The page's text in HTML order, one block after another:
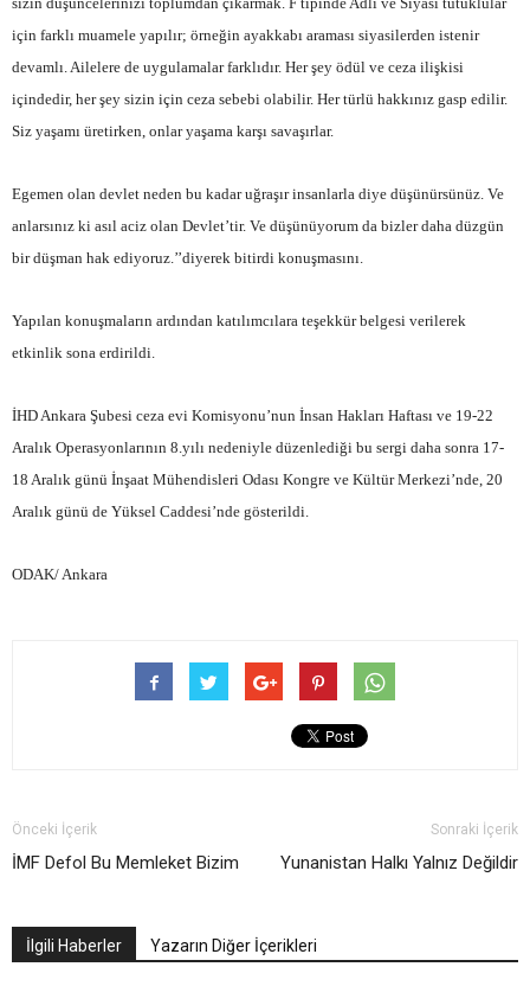
için farklı muamele yapılır; örneğin ayakkabı araması siyasilerden istenir
devamlı. Ailelere de uygulamalar farklıdır. Her şey ödül ve ceza ilişkisi
içindedir, her şey sizin için ceza sebebi olabilir. Her türlü hakkınız gasp edilir.
Siz yaşamı üretirken, onlar yaşama karşı savaşırlar.
Egemen olan devlet neden bu kadar uğraşır insanlarla diye düşünürsünüz. Ve
anlarsınız ki asıl aciz olan Devlet’tir. Ve düşünüyorum da bizler daha düzgün
bir düşman hak ediyoruz.’’diyerek bitirdi konuşmasını.
Yapılan konuşmaların ardından katılımcılara teşekkür belgesi verilerek
etkinlik sona erdirildi.
İHD Ankara Şubesi ceza evi Komisyonu’nun İnsan Hakları Haftası ve 19-22
Aralık Operasyonlarının 8.yılı nedeniyle düzenlediği bu sergi daha sonra 17-
18 Aralık günü İnşaat Mühendisleri Odası Kongre ve Kültür Merkezi’nde, 20
Aralık günü de Yüksel Caddesi’nde gösterildi.
ODAK/ Ankara
Önceki İçerik
İMF Defol Bu Memleket Bizim
Sonraki İçerik
Yunanistan Halkı Yalnız Değildir
İlgili Haberler Yazarın Diğer İçerikleri